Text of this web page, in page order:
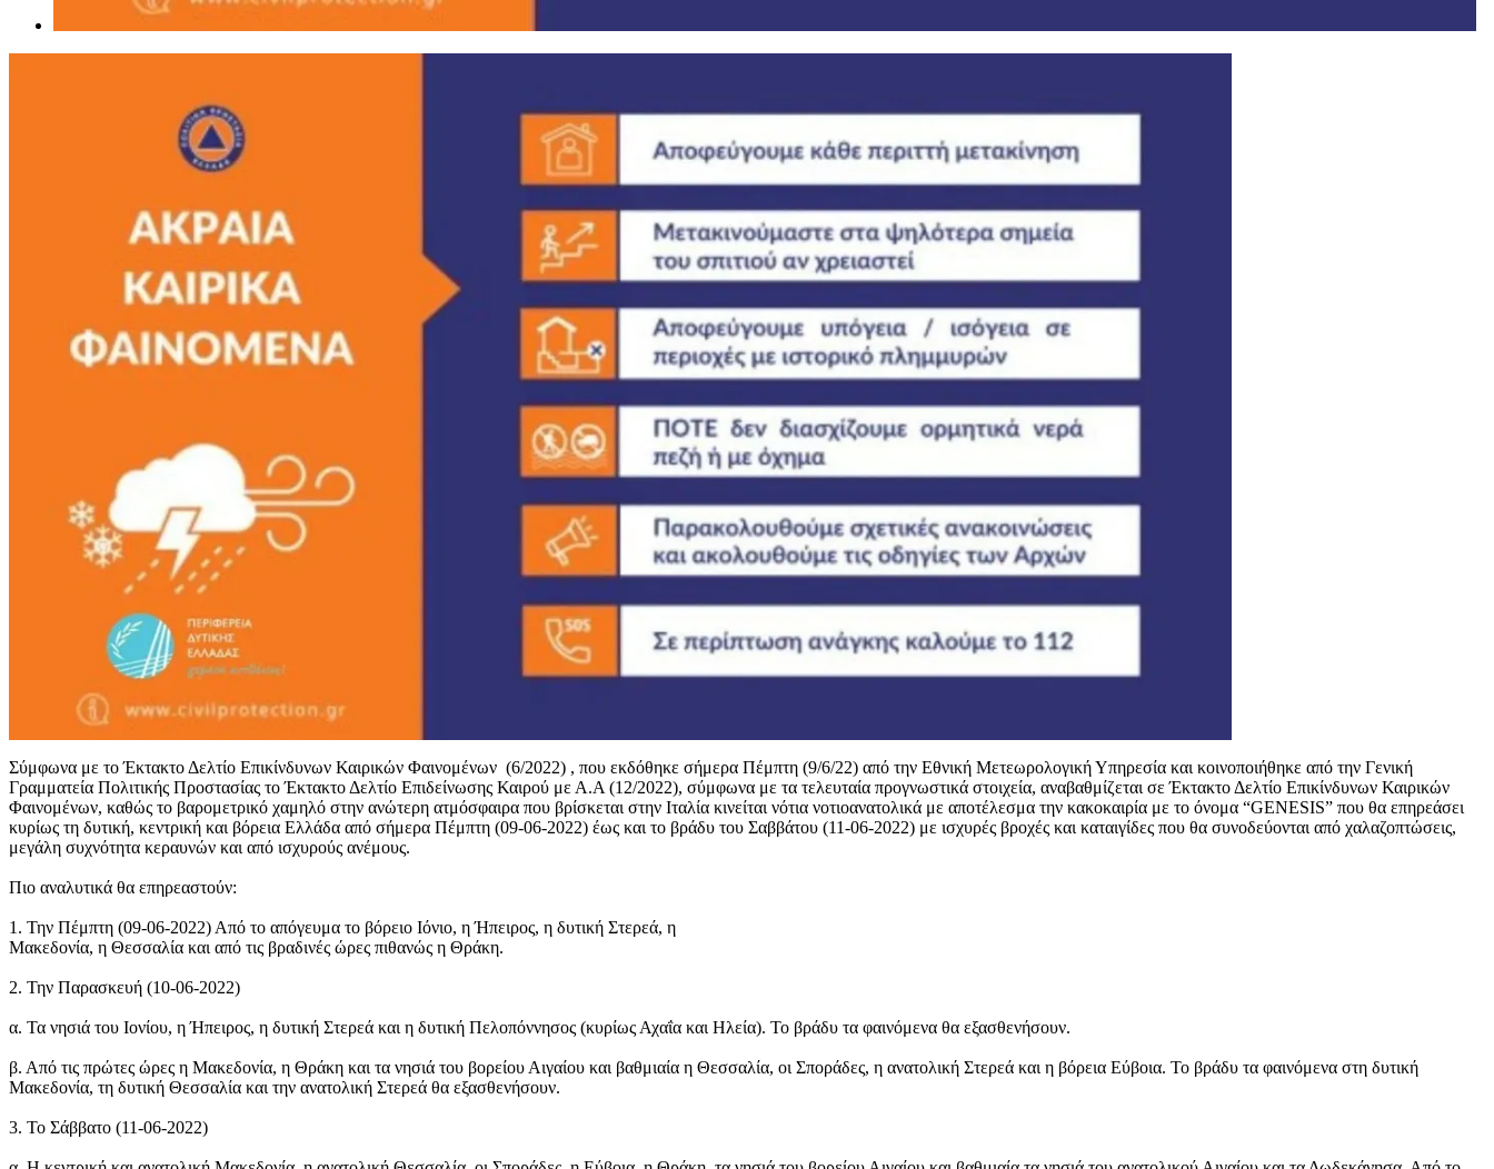
Σύμφωνα με το Έκτακτο Δελτίο Επικίνδυνων Καιρικών Φαινομένων (6/2022) , που εκδόθηκε σήμερα Πέμπτη (9/6/22) από την Εθνική Μετεωρολογική Υπηρεσία και κοινοποιήθηκε από την Γενική
Γραμματεία Πολιτικής Προστασίας το Έκτακτο Δελτίο Επιδείνωσης Καιρού με Α.Α (12/2022), σύμφωνα με τα τελευταία προγνωστικά στοιχεία, αναβαθμίζεται σε Έκτακτο Δελτίο Επικίνδυνων Καιρικών
Φαινομένων, καθώς το βαρομετρικό χαμηλό στην ανώτερη ατμόσφαιρα που βρίσκεται στην Ιταλία κινείται νότια νοτιοανατολικά με αποτέλεσμα την κακοκαιρία με το όνομα “GENESIS” που θα επηρεάσει
κυρίως τη δυτική, κεντρική και βόρεια Ελλάδα από σήμερα Πέμπτη (09-06-2022) έως και το βράδυ του Σαββάτου (11-06-2022) με ισχυρές βροχές και καταιγίδες που θα συνοδεύονται από χαλαζοπτώσεις,
μεγάλη συχνότητα κεραυνών και από ισχυρούς ανέμους.
Πιο αναλυτικά θα επηρεαστούν:
1. Την Πέμπτη (09-06-2022) Από το απόγευμα το βόρειο Ιόνιο, η Ήπειρος, η δυτική Στερεά, η
Μακεδονία, η Θεσσαλία και από τις βραδινές ώρες πιθανώς η Θράκη.
2. Την Παρασκευή (10-06-2022)
α. Τα νησιά του Ιονίου, η Ήπειρος, η δυτική Στερεά και η δυτική Πελοπόννησος (κυρίως Αχαΐα και Ηλεία). Το βράδυ τα φαινόμενα θα εξασθενήσουν.
β. Από τις πρώτες ώρες η Μακεδονία, η Θράκη και τα νησιά του βορείου Αιγαίου και βαθμιαία η Θεσσαλία, οι Σποράδες, η ανατολική Στερεά και η βόρεια Εύβοια. Το βράδυ τα φαινόμενα στη δυτική
Μακεδονία, τη δυτική Θεσσαλία και την ανατολική Στερεά θα εξασθενήσουν.
3. Το Σάββατο (11-06-2022)